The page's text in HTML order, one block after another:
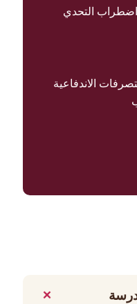
التحدي
الاندفاعية